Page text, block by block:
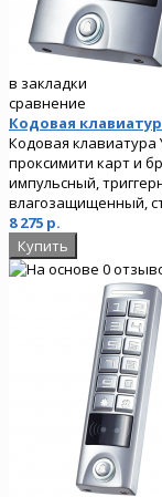
в закладки
сравнение
Кодовая
Кодовая клавиатура
проксимити карт и
импульсный,
влагозащищенный,
8 275 р.